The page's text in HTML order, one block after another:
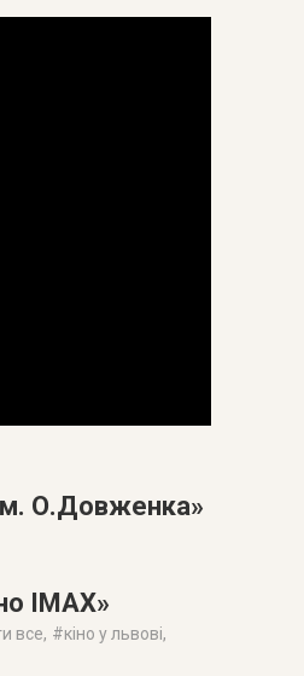
О.Довженка»
IMAX»
все, #кіно у львові,